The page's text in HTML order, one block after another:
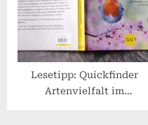
Lesetipp: Quickfinder
Artenvielfalt im